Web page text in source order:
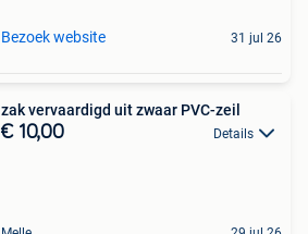
Bezoek website 31 jul 26
zak vervaardigd uit zwaar PVC-zeil
€ 10,00 Details